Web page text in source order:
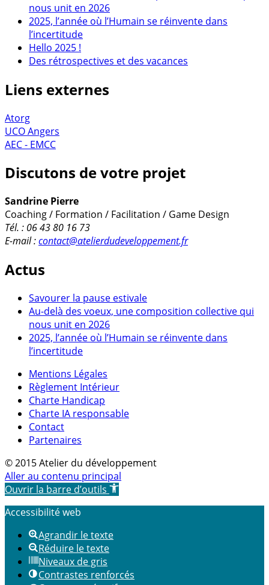
nous unit en 2026
2025, l’année où l’Humain se réinvente dans
l’incertitude
Hello 2025 !
Des rétrospectives et des vacances
Liens externes
Atorg
UCO Angers
AEC - EMCC
Discutons de votre projet
Sandrine Pierre
Coaching / Formation / Facilitation / Game Design
Tél. : 06 43 80 16 73
E-mail :contact@atelierdudeveloppement.fr
Actus
Savourer la pause estivale
Au-delà des voeux, une composition collective qui
nous unit en 2026
2025, l’année où l’Humain se réinvente dans
l’incertitude
Mentions Légales
Règlement Intérieur
Charte Handicap
Charte IA responsable
Contact
Partenaires
© 2015 Atelier du développement
Aller au contenu principal
Ouvrir la barre d’outils
Accessibilité web
Agrandir le texte
Réduire le texte
Niveaux de gris
Contrastes renforcés